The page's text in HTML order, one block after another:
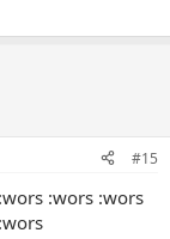
#15
:wors :wors